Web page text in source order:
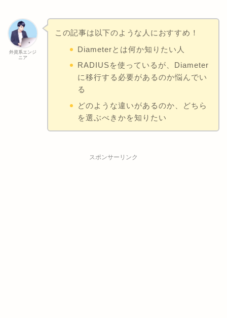
外資系エンジ
ニア
この記事は以下のような人におすすめ！
Diameterとは何か知りたい人
RADIUSを使っているが、Diameter
に移行する必要があるのか悩んでい
る
どのような違いがあるのか、どちら
を選ぶべきかを知りたい
スポンサーリンク